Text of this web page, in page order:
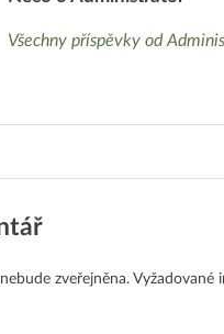
Všechny příspěvky od
zveřejněna. Vyžadované